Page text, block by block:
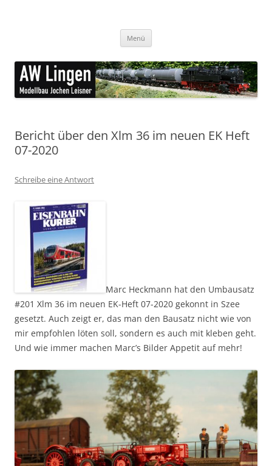
Menü
Bericht über den Xlm 36 im neuen EK Heft
07-2020
Schreibe eine Antwort
Marc Heckmann hat den Umbausatz
#201 Xlm 36 im neuen EK-Heft 07-2020 gekonnt in Szee
gesetzt. Auch zeigt er, das man den Bausatz nicht wie von
mir empfohlen löten soll, sondern es auch mit kleben geht.
Und wie immer machen Marc’s Bilder Appetit auf mehr!